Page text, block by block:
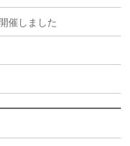
催しました